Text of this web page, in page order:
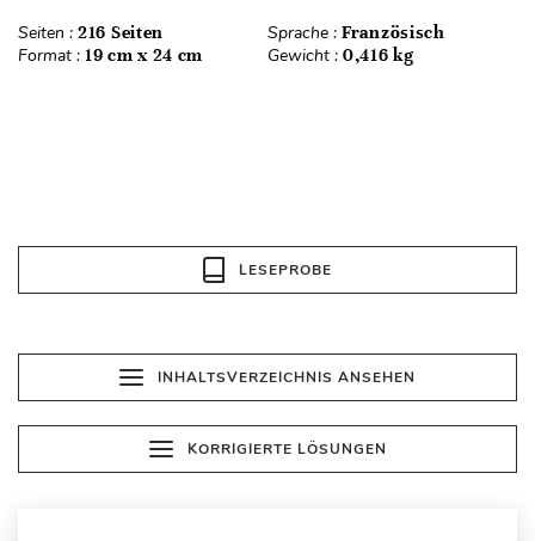
Seiten : 216 Seiten Sprache : Französisch
Format : 19 cm x 24 cm Gewicht : 0,416 kg
LESEPROBE
INHALTSVERZEICHNIS ANSEHEN
KORRIGIERTE LÖSUNGEN